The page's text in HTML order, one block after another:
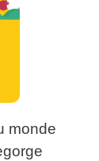
monde